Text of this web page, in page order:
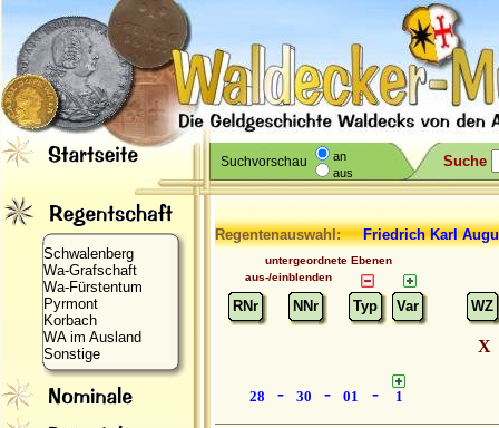
Suchvorschau
an
aus
Suche
Schwalenberg
Wa-Grafschaft
Wa-Fürstentum
Pyrmont
Korbach
WA im Ausland
Sonstige
Regentenauswahl: FriedrichKarl
untergeordnete Ebenen
aus-/einblenden
RNr NNr Typ Var WZ
28 - 30 - 01 - 1
X